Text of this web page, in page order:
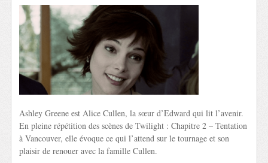
Ashley Greene est Alice Cullen, la sœur d’Edward qui lit l’avenir.
En pleine répétition des scènes de Twilight : Chapitre 2 – Tentation
à Vancouver, elle évoque ce qui l’attend sur le tournage et son
plaisir de renouer avec la famille Cullen.